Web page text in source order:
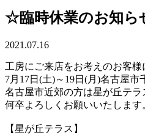
☆臨時休業のお知ら
2021.07.16
工房にご来店をお考えのお客様
7月17日(土)～19日(月)名古屋
名古屋市近郊の方は星が丘テラ
何卒よろしくお願いいたします
【星が丘テラス】